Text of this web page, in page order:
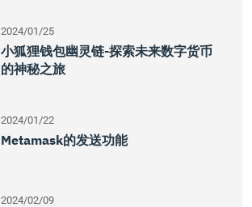
2024/01/25
小狐狸钱包幽灵链-探索未来数字货币
的神秘之旅
2024/01/22
Metamask的发送功能
2024/02/09